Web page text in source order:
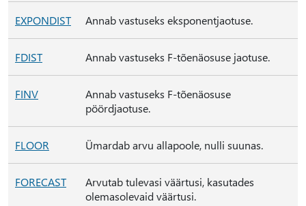
EXPONDIST Annab vastuseks eksponentjaotuse.
FDIST Annab vastuseks F-tõenäosuse jaotuse.
FINV
Annab vastuseks F-tõenäosuse
pöördjaotuse.
FLOOR Ümardab arvu allapoole, nulli suunas.
FORECAST
Arvutab tulevasi väärtusi, kasutades
olemasolevaid väärtusi.